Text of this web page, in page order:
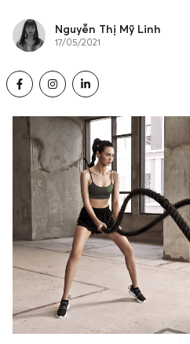
Nguyễn Thị Mỹ Linh
17/05/2021